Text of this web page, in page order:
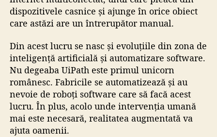
dispozitivele casnice și ajunge în orice obiect
care astăzi are un întrerupător manual.
Din acest lucru se nasc și evoluțiile din zona de
inteligență artificială și automatizare software.
Nu degeaba UiPath este primul unicorn
românesc. Fabricile se automatizează și au
nevoie de roboți software care să facă acest
lucru. În plus, acolo unde intervenția umană
mai este necesară, realitatea augmentată va
ajuta oamenii.